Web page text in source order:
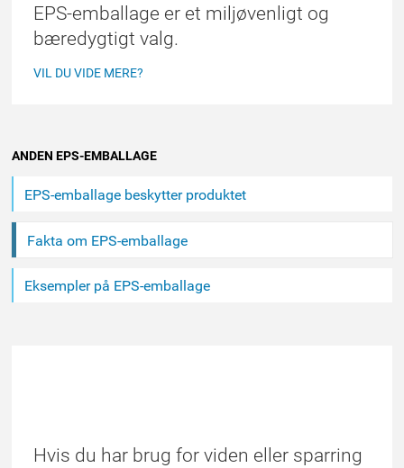
EPS-emballage er et miljøvenligt og
bæredygtigt valg.
VIL DU VIDE MERE?
ANDEN EPS-EMBALLAGE
EPS-emballage beskytter produktet
Fakta om EPS-emballage
Eksempler på EPS-emballage
Hvis du har brug for viden eller sparring